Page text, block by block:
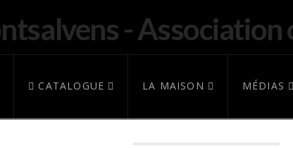
CATALOGUE LA MAISON MÉDIAS